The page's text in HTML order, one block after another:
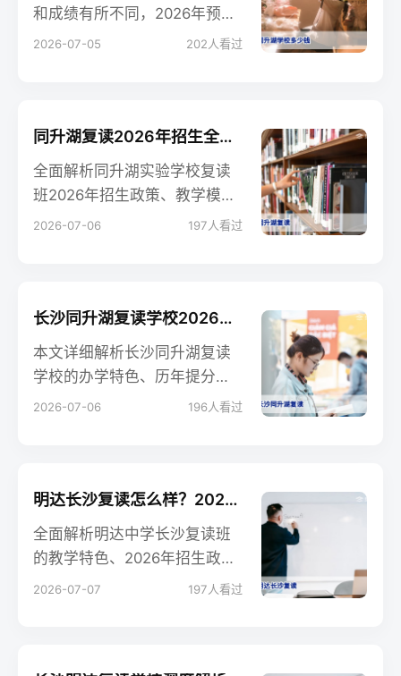
和成绩有所不同，2026年预计
在2.8万-5.8万/年（含食宿），
2026-07-05 202人看过
同升湖复读2026年招生全解析：提分实力、管理特色与择校指南
全面解析同升湖实验学校复读
班2026年招生政策、教学模
式、提分数据与收费标准。结
2026-07-06 197人看过
长沙同升湖复读学校2026届招生政策与提分实力全解析
本文详细解析长沙同升湖复读
学校的办学特色、历年提分数
据、2026届招生政策及科学复
2026-07-06 196人看过
明达长沙复读怎么样？2026届复读生真实评价与提分策略全解析
全面解析明达中学长沙复读班
的教学特色、2026年招生政
策、历年提分数据及与同类学
2026-07-07 197 人看过